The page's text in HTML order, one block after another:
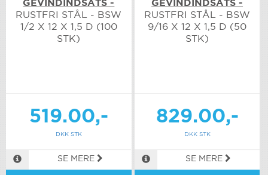
GEVINDINDSATS -
RUSTFRI STÅL - BSW
1/2 X 12 X 1,5 D (100
STK)
519.00,-
DKK STK
SE MERE
GEVINDINDSATS -
RUSTFRI STÅL - BSW
9/16 X 12 X 1,5 D (50
STK)
829.00,-
DKK STK
SE MERE